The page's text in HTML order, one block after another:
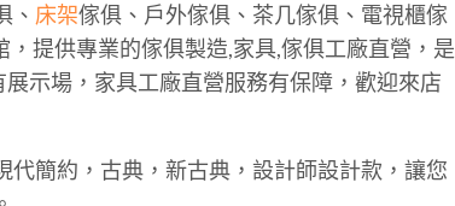
、 床架傢俱、戶外傢俱、茶几傢俱、電視櫃傢
提供專業的傢俱製造,家具,傢俱工廠直營，是
示場，家具工廠直營服務有保障，歡迎來店
簡約，古典，新古典，設計師設計款，讓您